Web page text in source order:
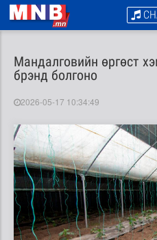
Мандалговийн өргөст
брэнд болгоно
2026-05-17 10:34:49